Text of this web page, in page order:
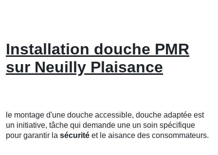
Installation douche PMR
sur Neuilly Plaisance
le montage d'une douche accessible, douche adaptée est
un initiative, tâche qui demande une un soin spécifique
pour garantir la sécurité et le aisance des consommateurs.